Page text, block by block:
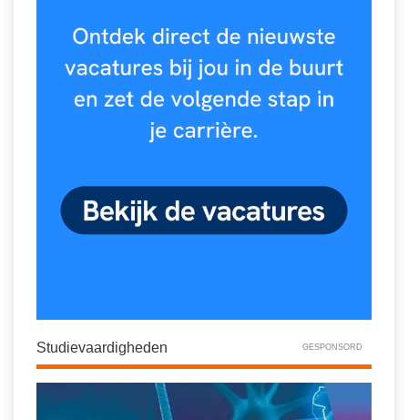
Studievaardigheden GESPONSORD